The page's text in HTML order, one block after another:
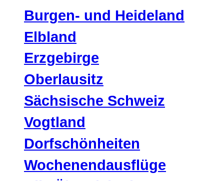
Burgen- und Heideland
Elbland
Erzgebirge
Oberlausitz
Sächsische Schweiz
Vogtland
Dorfschönheiten
Wochenendausflüge